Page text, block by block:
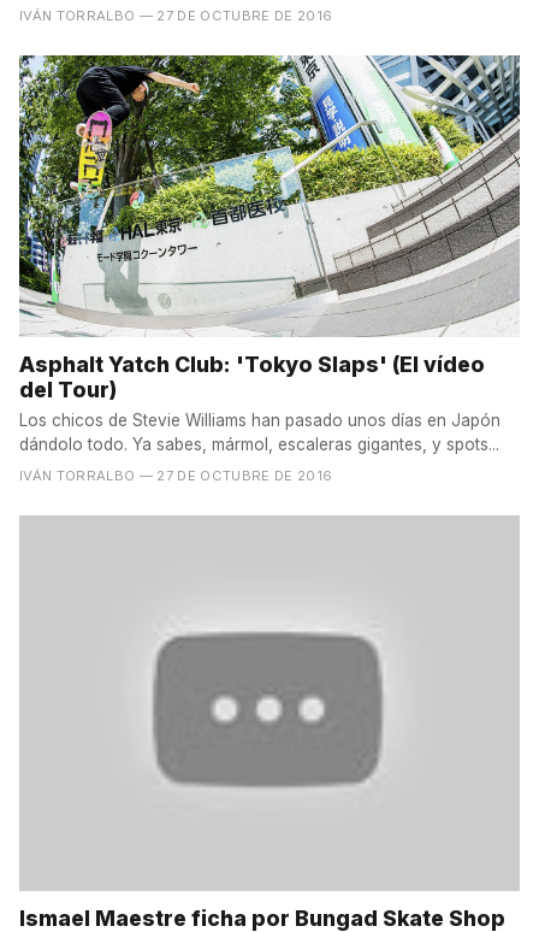
momento. Felipe...
IVÁN TORRALBO — 27 DE OCTUBRE DE 2016
Asphalt Yatch Club: 'Tokyo Slaps' (El vídeo
del Tour)
Los chicos de Stevie Williams han pasado unos días en Japón
dándolo todo. Ya sabes, mármol, escaleras gigantes, y spots...
IVÁN TORRALBO — 27 DE OCTUBRE DE 2016
Ismael Maestre ficha por Bungad Skate Shop